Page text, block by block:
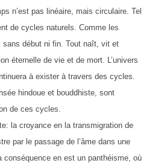
n’est pas linéaire, mais circulaire. Tel
de cycles naturels. Comme les
sans début ni fin. Tout naît, vit et
éternelle de vie et de mort. L’univers
à exister à travers des cycles.
hindoue et bouddhiste, sont
de ces cycles.
la croyance en la transmigration de
par le passage de l’âme dans une
conséquence en est un panthéisme, où